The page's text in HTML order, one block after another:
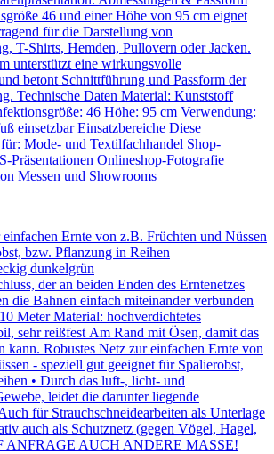
46 und einer Höhe von 95 cm eignet
für die Darstellung von
T-Shirts, Hemden, Pullovern oder Jacken.
unterstützt eine wirkungsvolle
betont Schnittführung und Passform der
Technische Daten Material: Kunststoff
46 Höhe: 95 cm Verwendung:
einsetzbar Einsatzbereiche Diese
Mode- und Textilfachhandel Shop-
Präsentationen Onlineshop-Fotografie
Messen und Showrooms
dunkelgrün
der an beiden Enden des Erntenetzes
die Bahnen einfach miteinander verbunden
Meter Material: hochverdichtetes
sehr reißfest Am Rand mit Ösen, damit das
kann. Robustes Netz zur einfachen Ernte von
- speziell gut geeignet für Spalierobst,
• Durch das luft-, licht- und
leidet die darunter liegende
für Strauchschneidearbeiten als Unterlage
auch als Schutznetz (gegen Vögel, Hagel,
ANFRAGE AUCH ANDERE MASSE!